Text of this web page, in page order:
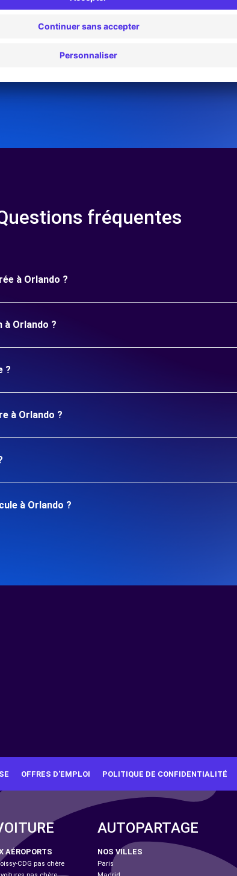
fréquentes
à Orlando ?
Orlando ?
?
à Orlando ?
à Orlando ?
OFFRES D'EMPLOI POLITIQUE DE CONFIDENTIALITÉ
AÉROPORTS
CDG pas chère
AUTOPARTAGE
NOS VILLES
Paris